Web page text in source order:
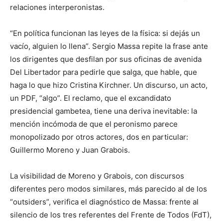
relaciones interperonistas.
“En política funcionan las leyes de la física: si dejás un
vacío, alguien lo llena”. Sergio Massa repite la frase ante
los dirigentes que desfilan por sus oficinas de avenida
Del Libertador para pedirle que salga, que hable, que
haga lo que hizo Cristina Kirchner. Un discurso, un acto,
un PDF, “algo”. El reclamo, que el excandidato
presidencial gambetea, tiene una deriva inevitable: la
mención incómoda de que el peronismo parece
monopolizado por otros actores, dos en particular:
Guillermo Moreno y Juan Grabois.
La visibilidad de Moreno y Grabois, con discursos
diferentes pero modos similares, más parecido al de los
“outsiders”, verifica el diagnóstico de Massa: frente al
silencio de los tres referentes del Frente de Todos (FdT),